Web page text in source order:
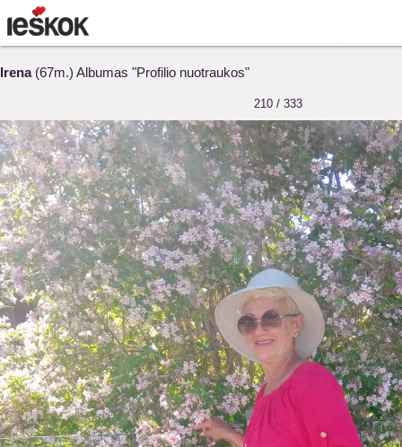
Irena(67m.) Albumas "Profilio nuotraukos"
210 / 333